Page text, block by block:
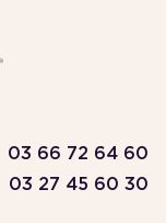
03 66 72 64 60
03 27 45 60 30